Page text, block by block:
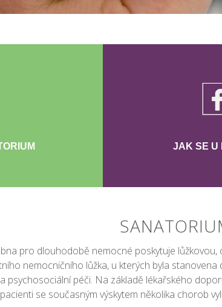
JAK SE U
pro dlouhodobě nemocné poskytuje
nemocničního lůžka, u kterých byla
psychosociální péči. Na základě lékařského
se současným výskytem několika chorob